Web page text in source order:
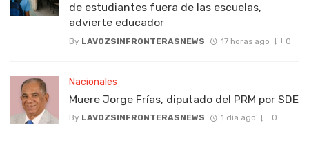
de estudiantes fuera de las escuelas,
advierte educador
By LAVOZSINFRONTERASNEWS 17 horas ago 0
Nacionales
Muere Jorge Frías, diputado del PRM por SDE
By LAVOZSINFRONTERASNEWS 1 día ago 0